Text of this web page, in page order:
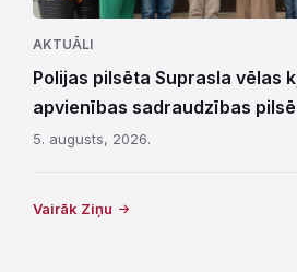
AKTUĀLI
Polijas pilsēta Suprasla vēlas
apvienības sadraudzības
5. augusts, 2026.
Vairāk Ziņu